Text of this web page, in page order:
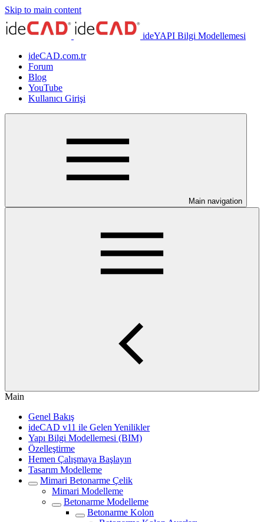
Skip to main content
ideYAPI Bilgi Modellemesi
ideCAD.com.tr
Forum
Blog
YouTube
Kullanıcı Girişi
Main navigation
Main
Genel Bakış
ideCAD v11 ile Gelen Yenilikler
Yapı Bilgi Modellemesi (BIM)
Özelleştirme
Hemen Çalışmaya Başlayın
Tasarım Modelleme
Mimari Betonarme Çelik
Mimari Modelleme
Betonarme Modelleme
Betonarme Kolon